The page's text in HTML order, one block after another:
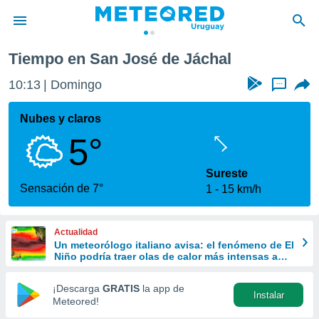
de
ha
calidad.
a este
las
y
forma
digital
basada
Tiempo en San José de Jáchal
10:13 Domingo ...
Nubes y claros
5°
Sensación de 7°
Sureste
1
15 km/h
Actualidad
Un meteorólogo italiano avisa: el fenómeno de El
Niño podría traer olas de calor más intensas a
¡Descarga GRATIS la app de
Meteored!
Instalar